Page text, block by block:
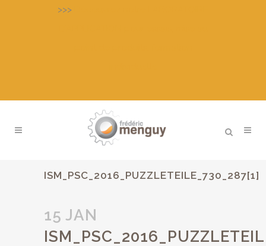
>>>
ISM_PSC_2016_PUZZLETEILE_730_287[1]
15 JAN